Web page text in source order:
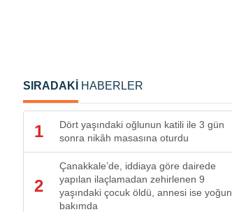
SIRADAKİ HABERLER
1
Dört yaşındaki oğlunun katili ile 3 gün
sonra nikâh masasına oturdu
2
Çanakkale’de, iddiaya göre dairede
yapılan ilaçlamadan zehirlenen 9
yaşındaki çocuk öldü, annesi ise yoğun
bakımda